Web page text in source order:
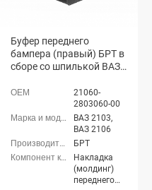
Буфер переднего
бампера (правый) БРТ в
сборе со шпилькой ВАЗ
21060-
2803060-00
ВАЗ 2103,
ВАЗ 2106
БРТ
Накладка
(молдинг)
переднего